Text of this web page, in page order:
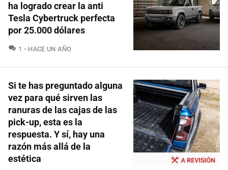
ha logrado crear la anti
Tesla Cybertruck perfecta
por 25.000 dólares
1 COMENTARIOS
HACE UN AÑO
Si te has preguntado alguna
vez para qué sirven las
ranuras de las cajas de las
pick-up, esta es la
respuesta. Y sí, hay una
razón más allá de la
estética